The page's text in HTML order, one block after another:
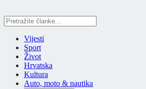
Vijesti
Sport
Život
Hrvatska
Kultura
Auto, moto & nautika